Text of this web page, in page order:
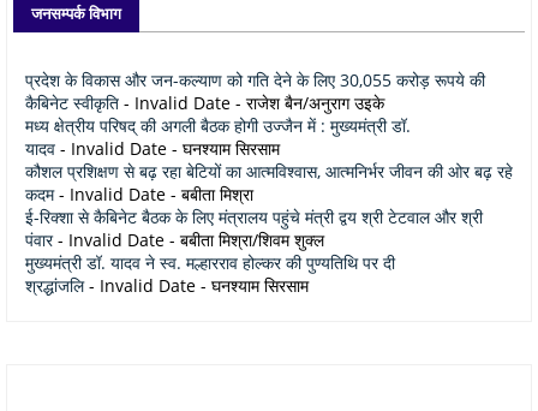
जनसम्पर्क विभाग
प्रदेश के विकास और जन-कल्याण को गति देने के लिए 30,055 करोड़ रूपये की
कैबिनेट स्वीकृति - Invalid Date - राजेश बैन/अनुराग उइके
मध्य क्षेत्रीय परिषद् की अगली बैठक होगी उज्जैन में : मुख्यमंत्री डॉ.
यादव - Invalid Date - घनश्याम सिरसाम
कौशल प्रशिक्षण से बढ़ रहा बेटियों का आत्मविश्वास, आत्मनिर्भर जीवन की ओर बढ़ रहे
कदम- Invalid Date - बबीता मिश्रा
ई-रिक्शा से कैबिनेट बैठक के लिए मंत्रालय पहुंचे मंत्री द्वय श्री टेटवाल और श्री
पंवार- Invalid Date - बबीता मिश्रा/शिवम शुक्ल
मुख्यमंत्री डॉ. यादव ने स्व. मल्हारराव होल्कर की पुण्यतिथि पर दी
श्रद्धांजलि- Invalid Date - घनश्याम सिरसाम